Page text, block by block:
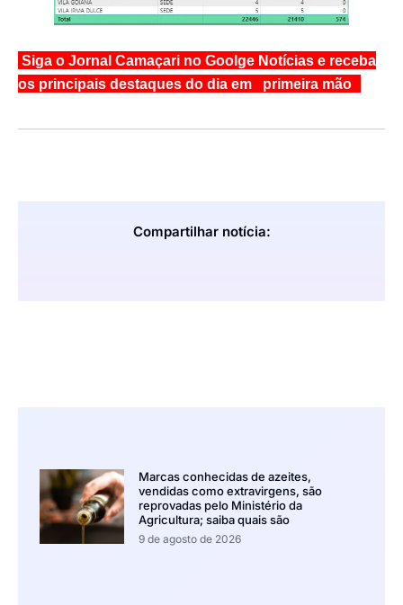
Siga o Jornal Camaçari no Goolge Notícias e receba
os principais destaques do dia em primeira mão
Compartilhar notícia:
Marcas conhecidas de azeites,
vendidas como extravirgens, são
reprovadas pelo Ministério da
Agricultura; saiba quais são
9 de agosto de 2026